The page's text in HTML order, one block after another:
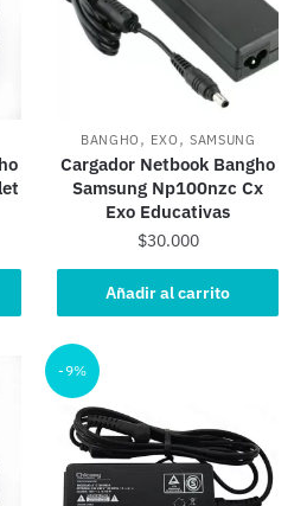
BANGHO , EXO , SAMSUNG
Cargador Netbook Bangho
Samsung Np100nzc Cx
Exo Educativas
$30.000
Añadir al carrito
-9%